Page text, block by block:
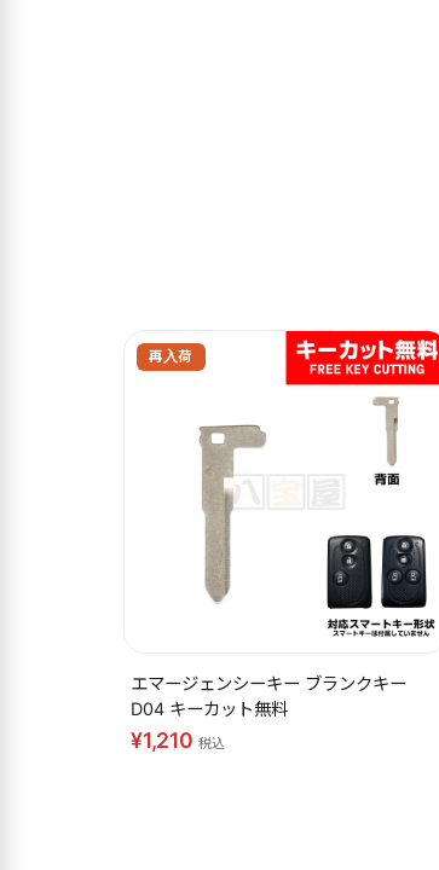
エマージェンシーキー ブランクキー
D04 キーカット無料
¥1,210 税込